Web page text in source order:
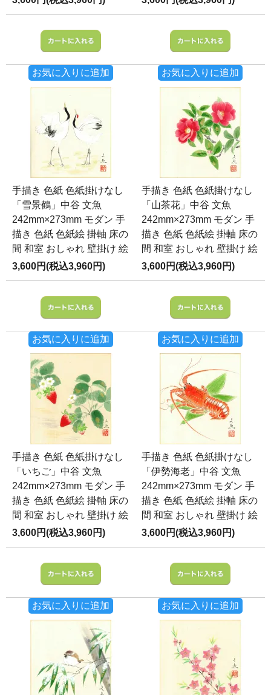
お気に入りに追加 お気に入りに追加
手描き 色紙 色紙掛けなし
「雪景鶴」中谷 文魚
242mm×273mm モダン 手
描き 色紙 色紙絵 掛軸 床の
間 和室 おしゃれ 壁掛け 絵
3,600円(税込3,960円)
お気に入りに追加
手描き 色紙 色紙掛けなし
「山茶花」中谷 文魚
242mm×273mm モダン 手
描き 色紙 色紙絵 掛軸 床の
間 和室 おしゃれ 壁掛け 絵
3,600円(税込3,960円)
お気に入りに追加
手描き 色紙 色紙掛けなし
「いちご」中谷 文魚
242mm×273mm モダン 手
描き 色紙 色紙絵 掛軸 床の
間 和室 おしゃれ 壁掛け 絵
3,600円(税込3,960円)
お気に入りに追加
手描き 色紙 色紙掛けなし
「伊勢海老」中谷 文魚
242mm×273mm モダン 手
描き 色紙 色紙絵 掛軸 床の
間 和室 おしゃれ 壁掛け 絵
3,600円(税込3,960円)
お気に入りに追加